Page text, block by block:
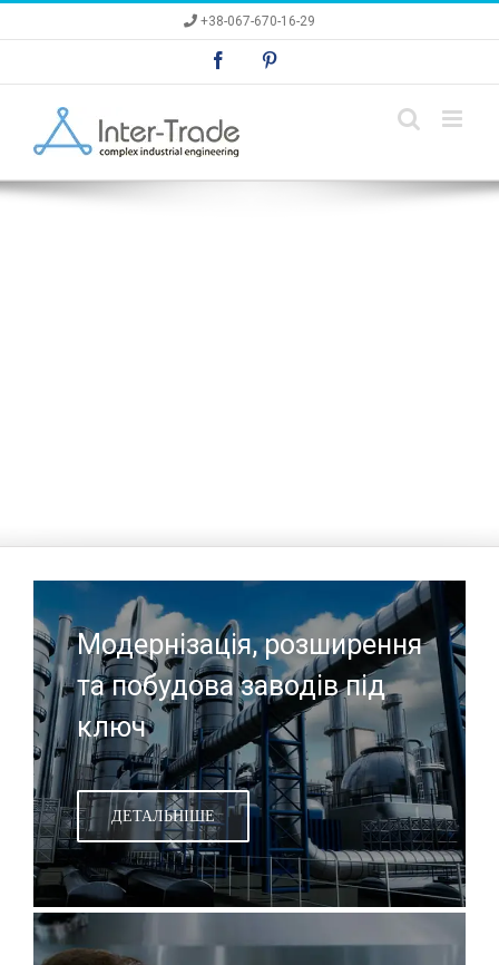
+38-067-670-16-29
Facebook
Модернізація, розширення
та побудова заводів під
ключ
ДЕТАЛЬНІШЕ